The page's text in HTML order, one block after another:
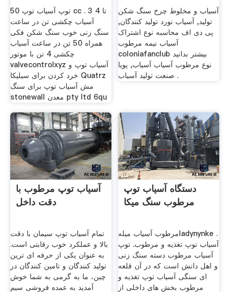
توپ آسیاب توپ 50 cc . 3 تا 4
آسیاب چکشی تن در ساعت
سنگ زنی خوب سنگ شکن فکی
همراه 50 تن در ساعت آسیاب
چکشی 4 تن با موتور
valvecontrolxyz آسیاب توپ و
خرد کردن برای سیلیکا Quatrz
مش آسیاب توپ برای سنگ
stonewall معدن pty ltd 6qu
آسیاب و مخلوط چرخ سنگ شکن
تولید, آسیاب نورد تولید کنندگان,
پی دی اف محاسبه نوع اشتراک
آسیاب نیمه مرطوب
coloniafanclub بیشتر بدانید
نوع مرطوب آسیاب آسیاب, پویا
صنعت تولید آسیاب .
آسیاب توپ مرطوب با
دقت داخل
تمام آسیاب توپ سیمان با دقت
بالا و عملکرد خوب رقابتی است.
به عنوان یکی از حرفه ای ترین
تولید کنندگان و تامین کنندگان در
چین، ما به گرمی به شما خوش
آمدید به عمده فروشی سیم
دستگاه آسیاب توپ
مرطوب سنگ میکا
مرطوب آسیاب میلهladynynke .
آسیاب توپ تغذیه و مرطوب. توپ
آسیاب مرطوب دسته سنگ زنی
و اهل دانش است که در آن قلعه
ای سنگی آسیاب توپ تغذیه و
مرطوب بخش های داخلی از